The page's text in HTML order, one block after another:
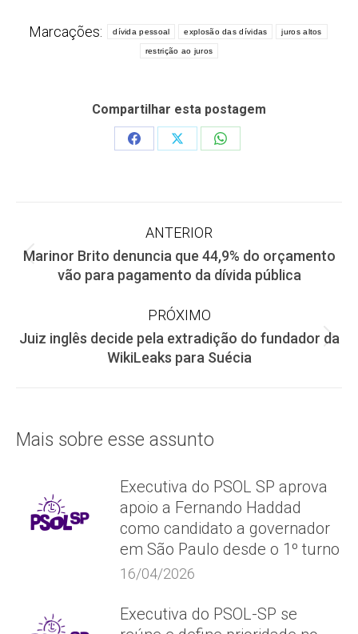
Marcações: dívida pessoal explosão das dívidas juros altos
restrição ao juros
Compartilhar esta postagem
Share
Share
Share
Navegação
de
ANTERIOR
Post
anterior:
Marinor Brito denuncia que 44,9% do orçamento
vão para pagamento da dívida pública
PRÓXIMO
Próximo
post:
Juiz inglês decide pela extradição do fundador da
WikiLeaks para Suécia
Mais sobre esse assunto
Executiva do PSOL SP aprova
apoio a Fernando Haddad
como candidato a governador
em São Paulo desde o 1º turno
16/04/2026
Executiva do PSOL-SP se